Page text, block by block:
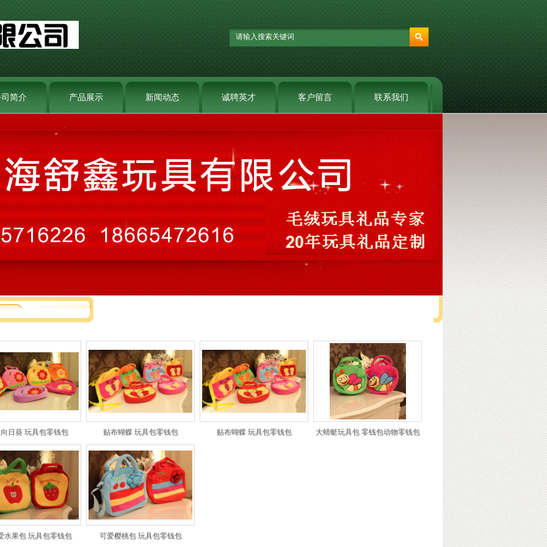
简介 产品展示 新闻动态 诚聘英才 客户留言 联系我们
日葵 玩具包零钱包 贴布蝴蝶 玩具包零钱包 贴布蝴蝶 玩具包零钱包 大蜻蜓玩具包 零钱包动物零钱包
水果包 玩具包零钱包 可爱樱桃包 玩具包零钱包